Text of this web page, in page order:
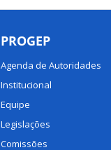
PROGEP
Agenda de Autoridades
Institucional
Equipe
Legislações
Comissões